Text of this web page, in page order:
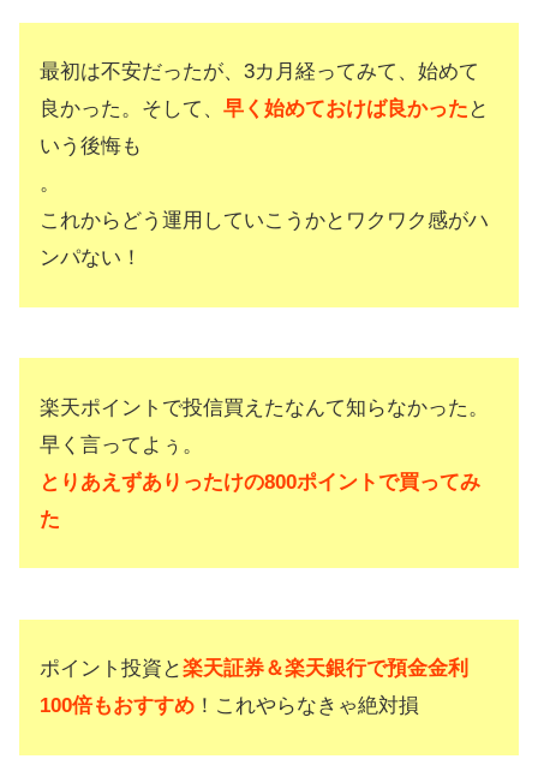
最初は不安だったが、3カ月経ってみて、始めて
良かった。そして、 早く始めておけば良かった と
いう後悔も
。
これからどう運用していこうかとワクワク感がハ
ンパない！
楽天ポイントで投信買えたなんて知らなかった。
早く言ってよぅ。
とりあえずありったけの800ポイントで買ってみ
た
ポイント投資と楽天証券＆楽天銀行で預金金利
100倍もおすすめ ！これやらなきゃ絶対損